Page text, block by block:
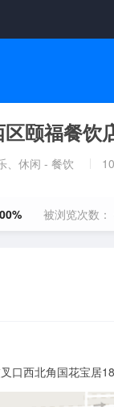
颐福餐饮
、休闲 - 餐饮
被浏览次数：
口西北角国花宝居